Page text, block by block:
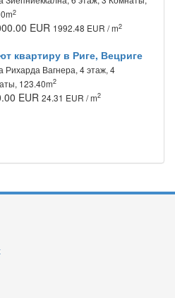
2
EUR 1992.48 EUR / m2
квартиру в Риге, Вецриге
Рихарда Вагнера, 4 этаж, 4
123.40m2
EUR 24.31 EUR / m2